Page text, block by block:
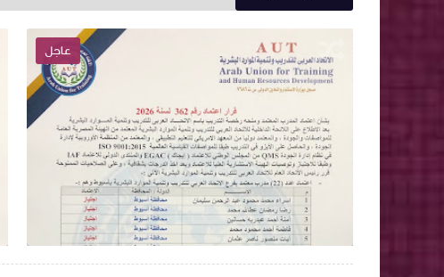
عاجل
2026-06-15
abdelaalmaroof
شاهد الموضوع